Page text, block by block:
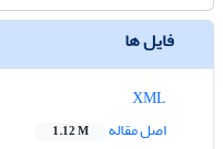
فایل ها
اصل مقاله
1.12 M